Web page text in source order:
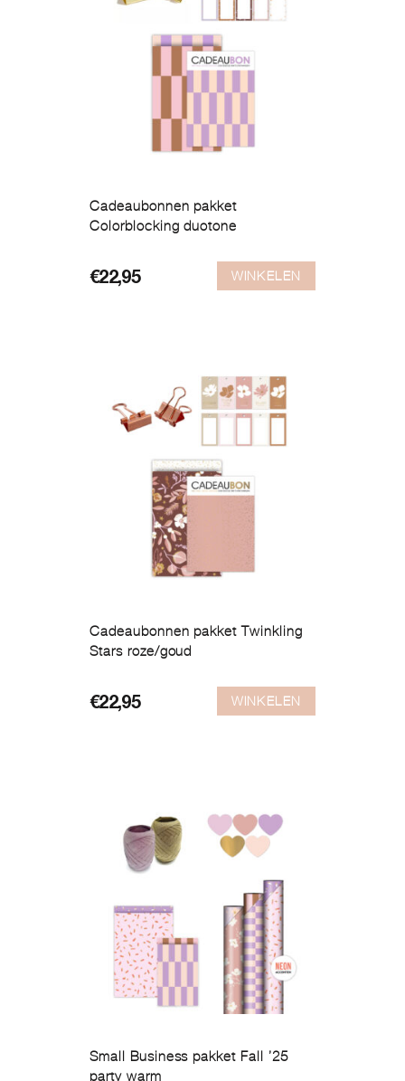
Cadeaubonnen pakket
Colorblocking duotone
€22,95 WINKELEN
Cadeaubonnen pakket Twinkling
Stars roze/goud
€22,95 WINKELEN
Small Business pakket Fall ’25
party warm